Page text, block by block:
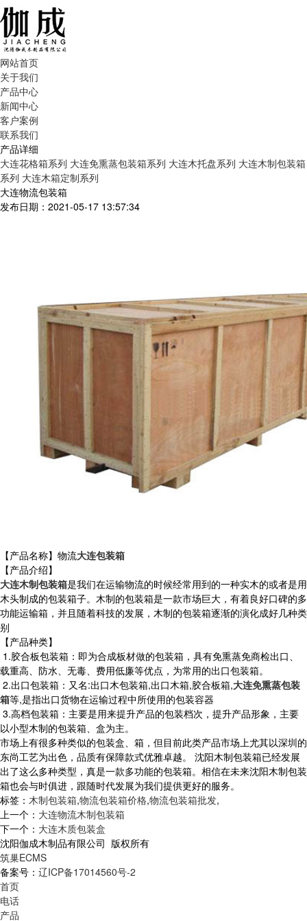
网站首页
关于我们
产品中心
新闻中心
客户案例
联系我们
产品详细
大连花格箱系列 大连免熏蒸包装箱系列 大连木托盘系列 大连木制包装箱
系列 大连木箱定制系列
大连物流包装箱
发布日期：2021-05-17 13:57:34
【产品名称】物流大连包装箱
【产品介绍】
大连木制包装箱是我们在运输物流的时候经常用到的一种实木的或者是用
木头制成的包装箱子。木制的包装箱是一款市场巨大，有着良好口碑的多
功能运输箱，并且随着科技的发展，木制的包装箱逐渐的演化成好几种类
别
【产品种类】
1.胶合板包装箱：即为合成板材做的包装箱，具有免熏蒸免商检出口、
载重高、防水、无毒、费用低廉等优点，为常用的出口包装箱。
2.出口包装箱：又名:出口木包装箱,出口木箱,胶合板箱,大连免熏蒸包装
箱等,是指出口货物在运输过程中所使用的包装容器
3.高档包装箱：主要是用来提升产品的包装档次，提升产品形象，主要
以小型木制的包装箱、盒为主。
市场上有很多种类似的包装盒、箱，但目前此类产品市场上尤其以深圳的
东尚工艺为出色，品质有保障款式优雅卓越。 沈阳木制包装箱已经发展
出了这么多种类型，真是一款多功能的包装箱。相信在未来沈阳木制包装
箱也会与时俱进，跟随时代发展为我们提供更好的服务。
标签： 木制包装箱,物流包装箱价格,物流包装箱批发,
上一个： 大连物流木制包装箱
下一个： 大连木质包装盒
沈阳伽成木制品有限公司 版权所有
筑巢ECMS
备案号： 辽ICP备17014560号-2
首页
电话
产品